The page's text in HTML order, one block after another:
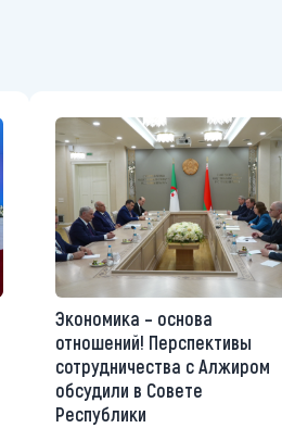
Экономика – основа
отношений! Перспективы
сотрудничества с Алжиром
обсудили в Совете
Республики